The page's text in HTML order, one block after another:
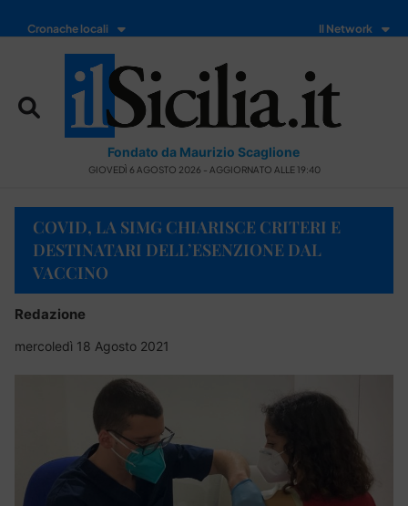
Cronache locali Il Network
Fondato da Maurizio Scaglione
GIOVEDÌ 6 AGOSTO 2026 - AGGIORNATO ALLE 19:40
COVID, LA SIMG CHIARISCE CRITERI E
DESTINATARI DELL’ESENZIONE DAL
VACCINO
Redazione
mercoledì 18 Agosto 2021